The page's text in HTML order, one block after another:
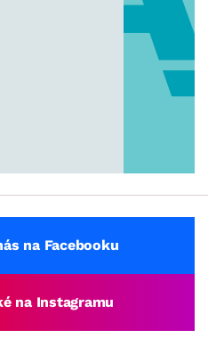
na Facebooku
na Instagramu